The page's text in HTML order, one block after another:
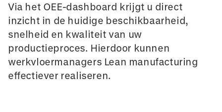
Via het OEE-dashboard krijgt u direct
inzicht in de huidige beschikbaarheid,
snelheid en kwaliteit van uw
productieproces. Hierdoor kunnen
werkvloermanagers Lean manufacturing
effectiever realiseren.